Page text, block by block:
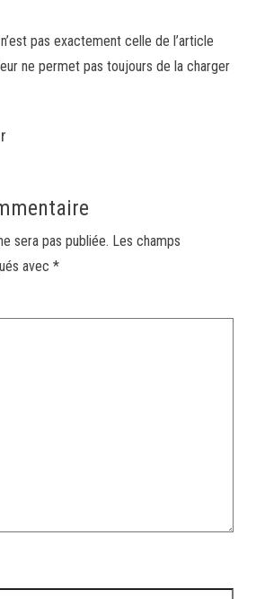
pas exactement celle de l’article
ne permet pas toujours de la charger
sera pas publiée. Les champs
avec *